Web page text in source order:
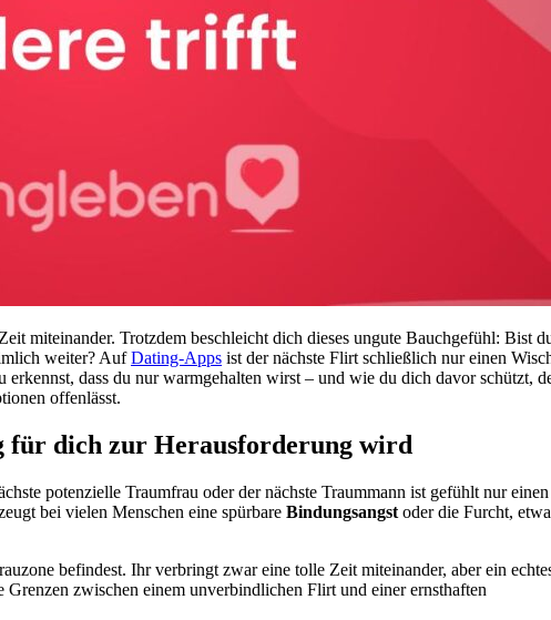
miteinander. Trotzdem beschleicht dich dieses ungute Bauchgefühl: Bist
weiter? AufDating-Apps ist der nächste Flirt schließlich nur einen
erkennst, dass du nur warmgehalten wirst – und wie du dich davor schützt,
offenlässt.
dich zur Herausforderung wird
potenzielle Traumfrau oder der nächste Traummann ist gefühlt nur einen
bei vielen Menschen eine spürbare Bindungsangst oder die Furcht,
befindest. Ihr verbringt zwar eine tolle Zeit miteinander, aber ein
zwischen einem unverbindlichen Flirt und einer ernsthaften